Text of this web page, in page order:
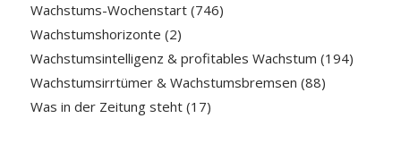
Wachstums-Wochenstart(746)
Wachstumshorizonte (2)
Wachstumsintelligenz & profitables Wachstum (194)
Wachstumsirrtümer & Wachstumsbremsen (88)
Was in der Zeitung steht(17)